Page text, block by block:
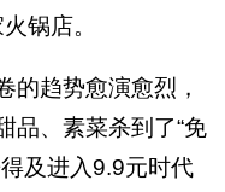
锅店。
的趋势愈演愈烈，
品、素菜杀到了“免
及进入9.9元时代